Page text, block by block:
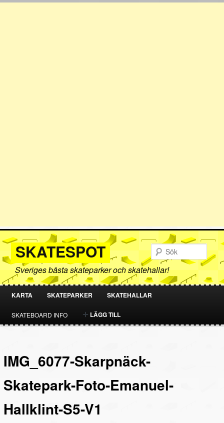
SKATESPOT
Sveriges bästa skateparker och skatehallar!
HOPPA
TILL
INNEHÅLL
HOPPA
TILL
INNEHÅLL
KARTA SKATEPARKER SKATEHALLAR
SKATEBOARD INFO LÄGG TILL
IMG_6077-Skarpnäck-
Skatepark-Foto-Emanuel-
Hallklint-S5-V1